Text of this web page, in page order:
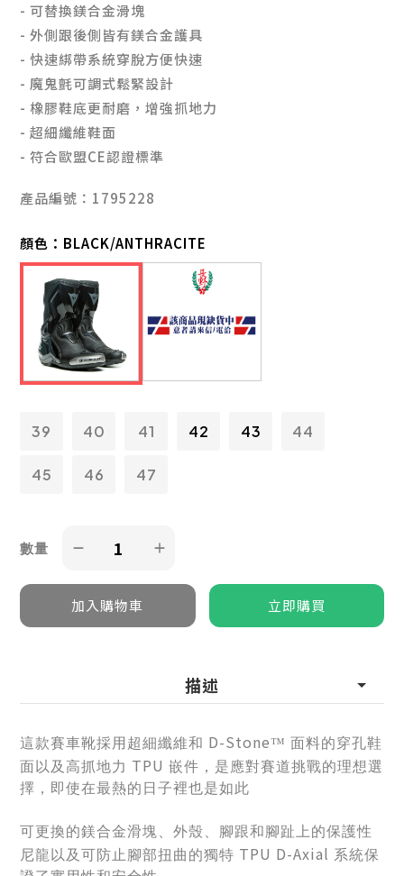
- 可替換鎂合金滑塊
- 外側跟後側皆有鎂合金護具
- 快速綁帶系統穿脫方便快速
- 魔鬼氈可調式鬆緊設計
- 橡膠鞋底更耐磨，增強抓地力
- 超細纖維鞋面
- 符合歐盟CE認證標準
產品編號：1795228
顏色： BLACK/ANTHRACITE
39 40 41 42 43 44
45 46 47
數量
描述
這款賽車靴採用超細纖維和 D-Stone™ 面料的穿孔鞋
面以及高抓地力 TPU嵌件，是應對賽道挑戰的理想選
擇，即使在最熱的日子裡也是如此
可更換的鎂合金滑塊、外殼、腳跟和腳趾上的保護性
尼龍以及可防止腳部扭曲的獨特 TPU D-Axial 系統保